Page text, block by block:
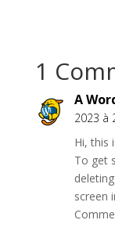
1
A
2023 à
Hi, this
To get
screen